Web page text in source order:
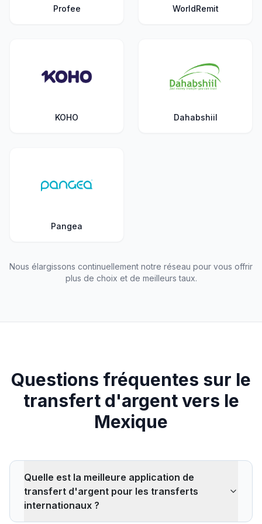
Profee WorldRemit
KOHO Dahabshiil
Pangea
Nous élargissons continuellement notre réseau pour vous offrir
plus de choix et de meilleurs taux.
Questions fréquentes sur le
transfert d'argent vers le
Mexique
Quelle est la meilleure application de
transfert d'argent pour les transferts
internationaux ?